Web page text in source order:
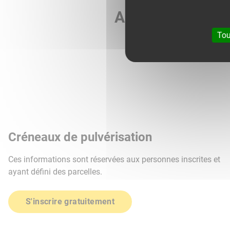
Agri météo
Créneaux de pulvérisation
Ces informations sont réservées aux personnes inscrites et
ayant défini des parcelles.
S'inscrire gratuitement